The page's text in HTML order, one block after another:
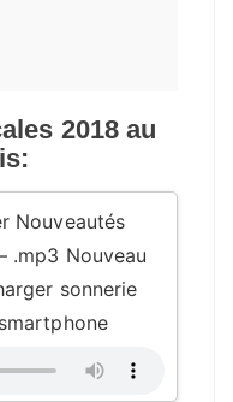
2018 au
Nouveautés
.mp3 Nouveau
sonnerie